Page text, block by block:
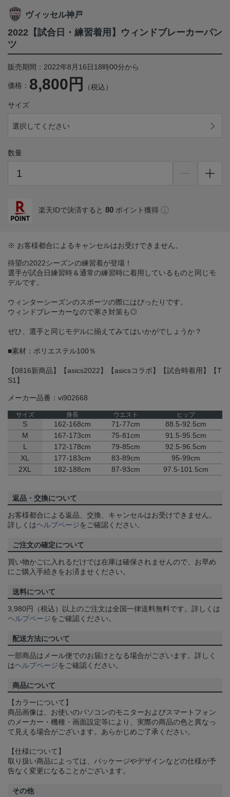
ヴィッセル神戸
2022【試合日・練習着用】ウィンドブレーカーパン
ツ
販売期間：2022年8月16日18時00分から
価格： 8,800円 （税込）
サイズ
選択してください
数量
楽天IDで決済すると 80 ポイント獲得
※ お客様都合によるキャンセルはお受けできません。
待望の2022シーズンの練習着が登場！
選手が試合日練習時＆通常の練習時に着用しているものと同じモ
デルです。
ウィンターシーズンのスポーツの際にはぴったりです。
ウィンドブレーカーなので寒さ対策も◎
ぜひ、選手と同じモデルに揃えてみてはいかがでしょうか？
■素材：ポリエステル100％
【0816新商品】【asics2022】【asicsコラボ】【試合時着用】【T
S1】
メーカー品番：vi902668
サイズ 身長 ウエスト ヒップ
S 162-168cm 71-77cm
88.5-92.5cm
M
167-173cm 75-81cm
91.5-95.5cm
L
172-178cm 79-85cm
92.5-96.5cm
XL
177-183cm 83-89cm
95-99cm
2XL
182-188cm 87-93cm 97.5-101.5cm
返品・交換について
お客様都合による返品、交換、キャンセルはお受けできません。
詳しくはヘルプページをご確認ください。
ご注文の確定について
買い物かごに入れるだけでは在庫は確保されませんので、お早め
にご購入手続きをお済ませください。
送料について
3,980円（税込）以上のご注文は全国一律送料無料です。詳しくは
ヘルプページをご確認ください。
配送方法について
一部商品はメール便でのお届けとなる場合がございます。詳しく
はヘルプページをご確認ください。
商品について
【カラーについて】
商品画像は、お使いのパソコンのモニターおよびスマートフォン
のメーカー・機種・画面設定等により、実際の商品の色と異なっ
て見える場合がございます。あらかじめご了承ください。
【仕様について】
取り扱い商品によっては、パッケージやデザインなどの仕様が予
告なく変更になることがございます。
その他